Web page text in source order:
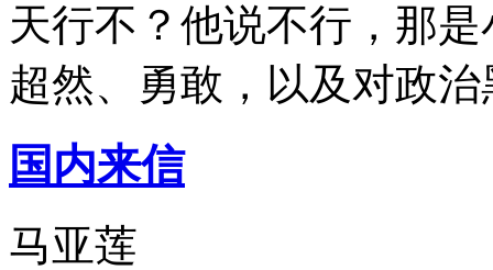
天行不？他说不行，那
超然、勇敢，以及对政
国内来信
马亚莲